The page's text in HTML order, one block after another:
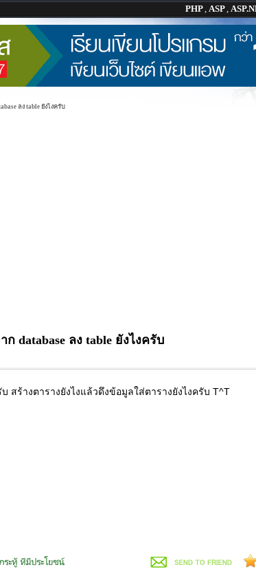
PHP, ASP,
ลง table ยังไงครับ
database ลง table ยังไงครับ
สร้างตารางยังไงแล้วดึงข้อมูลใส่ตารางยังไงครับ T^T